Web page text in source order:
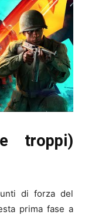
troppi)
di forza del
prima fase a